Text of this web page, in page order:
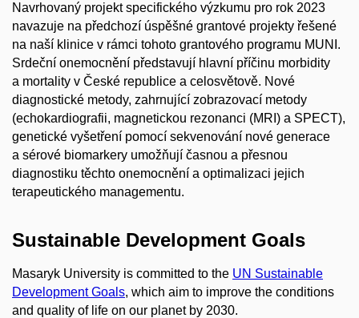
Navrhovaný projekt specifického výzkumu pro rok 2023
navazuje na předchozí úspěšné grantové projekty řešené
na naší klinice v rámci tohoto grantového programu MUNI.
Srdeční onemocnění představují hlavní příčinu morbidity
a mortality v České republice a celosvětově. Nové
diagnostické metody, zahrnující zobrazovací metody
(echokardiografii, magnetickou rezonanci (MRI) a SPECT),
genetické vyšetření pomocí sekvenování nové generace
a sérové biomarkery umožňují časnou a přesnou
diagnostiku těchto onemocnění a optimalizaci jejich
terapeutického managementu.
Sustainable Development Goals
Masaryk University is committed to the UN Sustainable
Development Goals, which aim to improve the conditions
and quality of life on our planet by 2030.